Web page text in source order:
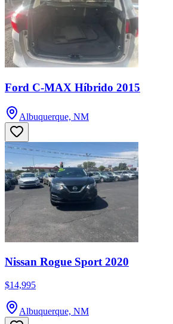
Ford C-MAX Híbrido 2015
Albuquerque, NM
Nissan Rogue Sport 2020
$14,995
Albuquerque, NM